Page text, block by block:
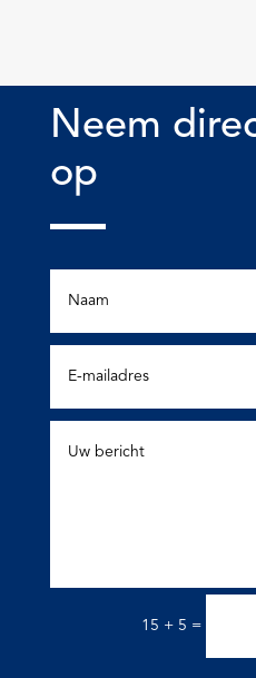
Neem
op
15 + 5 =